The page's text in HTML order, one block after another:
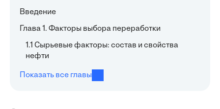
Введение
Глава 1. Факторы выбора переработки
1.1 Сырьевые факторы: состав и свойства
нефти
Показать все главы